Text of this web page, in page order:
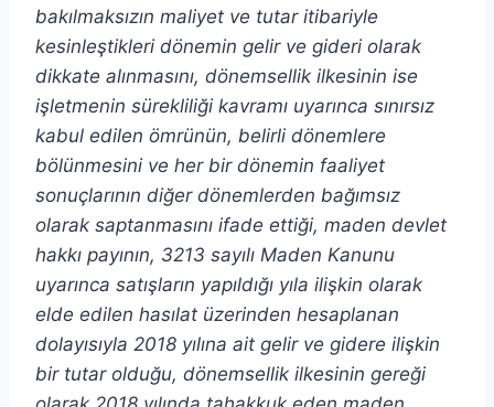
bakılmaksızın maliyet ve tutar itibariyle
kesinleştikleri dönemin gelir ve gideri olarak
dikkate alınmasını, dönemsellik ilkesinin ise
işletmenin sürekliliği kavramı uyarınca sınırsız
kabul edilen ömrünün, belirli dönemlere
bölünmesini ve her bir dönemin faaliyet
sonuçlarının diğer dönemlerden bağımsız
olarak saptanmasını ifade ettiği, maden devlet
hakkı payının, 3213 sayılı Maden Kanunu
uyarınca satışların yapıldığı yıla ilişkin olarak
elde edilen hasılat üzerinden hesaplanan
dolayısıyla 2018 yılına ait gelir ve gidere ilişkin
bir tutar olduğu, dönemsellik ilkesinin gereği